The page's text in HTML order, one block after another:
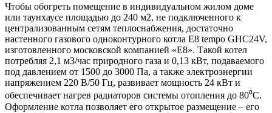
Чтобы обогреть помещение в индивидуальном жилом доме
или таунхаусе площадью до 240 м2, не подключенного к
централизованным сетям теплоснабжения, достаточно
настенного газового одноконтурного котла E8 tempo GHC24V,
изготовленного московской компанией «E8». Такой котел
потребляя 2,1 м3/час природного газа и 0,13 кВт, подаваемого
под давлением от 1500 до 3000 Па, а также электроэнергии
напряжением 220 В/50 Гц, развивает мощность 24 кВт и
обеспечивает нагрев радиаторов системы отопления до 80⁰С.
Оформление котла позволяет его открытое размещение – его